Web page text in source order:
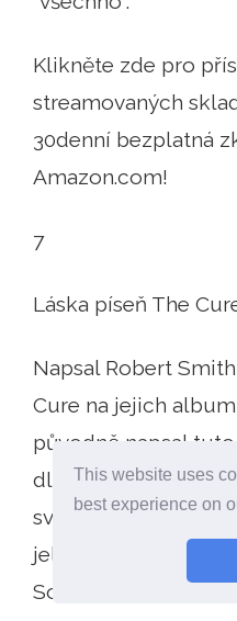
This website uses
best experience on
Klikněte zde pro
streamovaných
30denní bezplatná
Amazon.com!
7
Láska píseň The
Napsal Robert
Cure na jejich
původně napsal
dlouholeté
svatbou. Titul této
jelikož se liší mezi
Song" na mnoha